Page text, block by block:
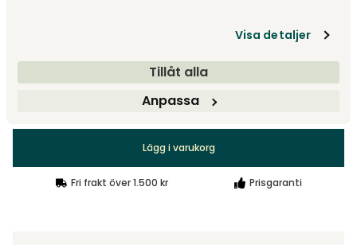
Visa detaljer
Tillåt alla
Anpassa
15 995 kr
Lägg i varukorg
Fri frakt över 1.500 kr Prisgaranti